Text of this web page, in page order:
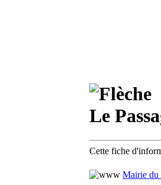
Le
Cette fiche
Mairie du